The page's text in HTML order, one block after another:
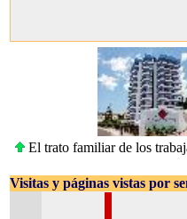
El trato familiar de los
Visitas y páginas vistas por